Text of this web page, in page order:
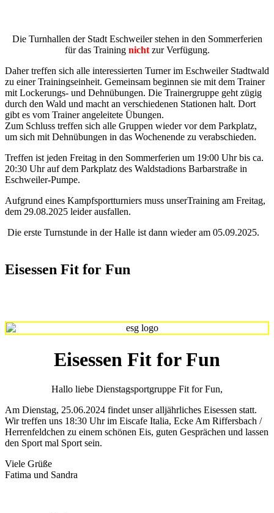
Die Turnhallen der Stadt Eschweiler stehen in den Sommerferien
für das Training nichtzur Verfügung.
Daher treffen sich alle interessierten Turner im Eschweiler Stadtwald
zu einer Trainingseinheit. Gemeinsam beginnen sie mit dem Trainer
mit Lockerungs- und Dehnübungen. Die Trainergruppe geht zügig
durch den Wald und macht an verschiedenen Stationen halt. Dort
gibt es vom Trainer angeleitete Übungen.
Zum Schluss treffen sich alle Gruppen wieder vor dem Parkplatz,
um sich mit Dehnübungen in das Wochenende zu verabschieden.
Treffen ist jeden Freitag in den Sommerferien um 19:00 Uhr bis ca.
20:30 Uhr auf dem Parkplatz des Waldstadions Barbarstraße in
Eschweiler-Pumpe.
Aufgrund eines Kampfsportturniers muss unserTraining am Freitag,
dem 29.08.2025 leider ausfallen.
Die erste Turnstunde in der Halle ist dann wieder am 05.09.2025.
Eisessen Fit for Fun
Eisessen Fit for Fun
Hallo liebe Dienstagsportgruppe Fit for Fun,
Am Dienstag, 25.06.2024 findet unser alljährliches Eisessen statt.
Wir treffen uns 18:30 Uhr im Eiscafe Italia, Ecke Am Riffersbach /
Herrenfeldchen zu einem schönen Eis, guten Gesprächen und lassen
den Sport mal Sport sein.
Viele Grüße
Fatima und Sandra